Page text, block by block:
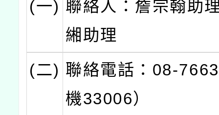
(一) 聯絡人：詹宗翰助
緗助理
(二) 聯絡電話：08-
機33006）